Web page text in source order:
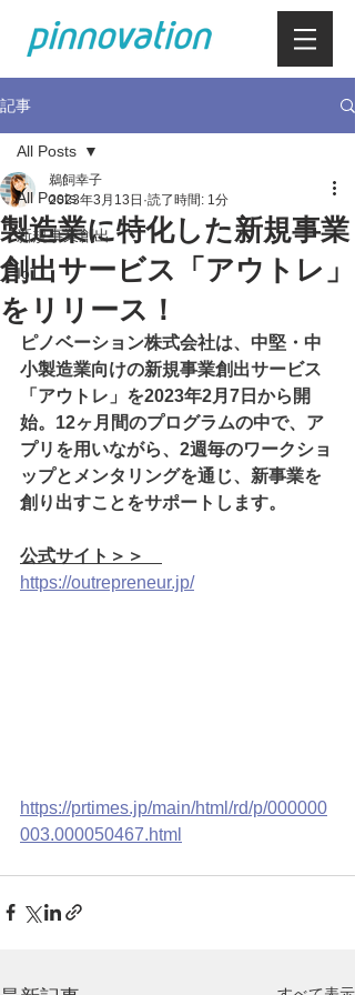
記事
All Posts
新規事業創出
IoT
All Posts
製造業に特化した新規事業
創出サービス「アウトレ」
をリリース！
鵜飼幸子
2023年3月13日 読了時間: 1分
ピノベーション株式会社は、中堅・中
小製造業向けの新規事業創出サービス
「アウトレ」を2023年2月7日から開
始。12ヶ月間のプログラムの中で、ア
プリを用いながら、2週毎のワークショ
ップとメンタリングを通じ、新事業を
創り出すことをサポートします。
公式サイト＞＞
https://outrepreneur.jp/
https://prtimes.jp/main/html/rd/p/000000
003.000050467.html